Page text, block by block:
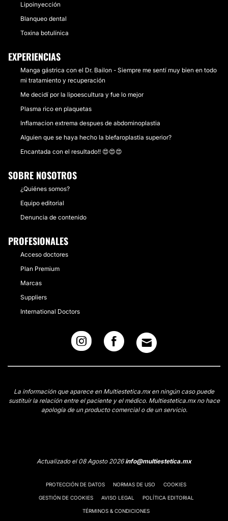
Lipoinyección
Blanqueo dental
Toxina botulínica
EXPERIENCIAS
Manga gástrica con el Dr. Bailon - Siempre me sentí muy bien en todo
mi tratamiento y recuperación
Me decidí por la lipoescultura y fue lo mejor
Plasma rico en plaquetas
Inflamacion extrema despues de abdominoplastia
Alguien que se haya hecho la blefaroplastia superior?
Encantada con el resultado!! 😍😍😍
SOBRE NOSOTROS
¿Quiénes somos?
Equipo editorial
Denuncia de contenido
PROFESIONALES
Acceso doctores
Plan Premium
Marcas
Suppliers
International Doctors
La información que aparece en Multiestetica.mx en ningún caso puede
sustituir la relación entre el paciente y el médico. Multiestetica.mx no hace
apología de un producto comercial o de un servicio.
Actualizado el 08 Agosto 2026info@multiestetica.mx
PROTECCIÓN DE DATOS NORMAS DE USO COOKIES
GESTIÓN DE COOKIES AVISO LEGAL POLÍTICA EDITORIAL
TÉRMINOS & CONDICIONES